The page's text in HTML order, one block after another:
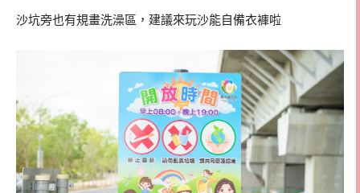
沙坑旁也有規畫洗澡區，建議來玩沙能自備衣褲啦